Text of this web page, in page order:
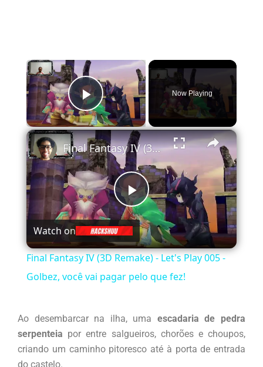
×
Video Player is loading.
Play Video
Now Playing
×
Play
Video
Final Fantasy IV (3D Remake) - Let's Play 005 - Golbez, você vai pagar pelo que fez!
Watch on
Final Fantasy IV (3D Remake) - Let's Play 005 -
Golbez, você vai pagar pelo que fez!
Ao desembarcar na ilha, uma escadaria de pedra
serpenteia por entre salgueiros, chorões e choupos,
criando um caminho pitoresco até à porta de entrada
do castelo.